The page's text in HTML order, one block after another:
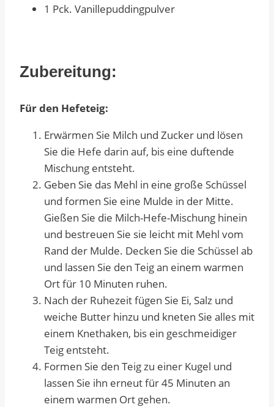
1 Pck. Vanillepuddingpulver
Zubereitung:
Für den Hefeteig:
Erwärmen Sie Milch und Zucker und lösen
Sie die Hefe darin auf, bis eine duftende
Mischung entsteht.
Geben Sie das Mehl in eine große Schüssel
und formen Sie eine Mulde in der Mitte.
Gießen Sie die Milch-Hefe-Mischung hinein
und bestreuen Sie sie leicht mit Mehl vom
Rand der Mulde. Decken Sie die Schüssel ab
und lassen Sie den Teig an einem warmen
Ort für 10 Minuten ruhen.
Nach der Ruhezeit fügen Sie Ei, Salz und
weiche Butter hinzu und kneten Sie alles mit
einem Knethaken, bis ein geschmeidiger
Teig entsteht.
Formen Sie den Teig zu einer Kugel und
lassen Sie ihn erneut für 45 Minuten an
einem warmen Ort gehen.